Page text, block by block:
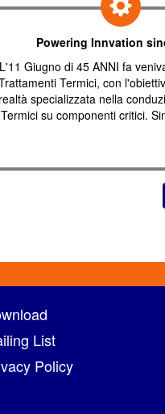
Powering Innvation
L'11 Giugno di 45 ANNI fa
Termici, con
realtà specializzata nella
Termici su componenti critici.
List
Policy